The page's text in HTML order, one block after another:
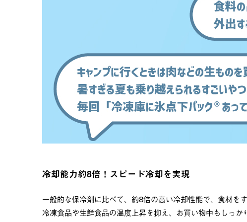
冷却能力約8倍！スピード冷却を実現
一般的な保冷剤に比べて、約8倍の高い冷却性能で、食材をす
冷凍食品や生鮮食品の温度上昇を抑え、お買い物中もしっか